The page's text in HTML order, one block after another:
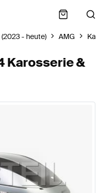
- heute) AMG
Karosserie &